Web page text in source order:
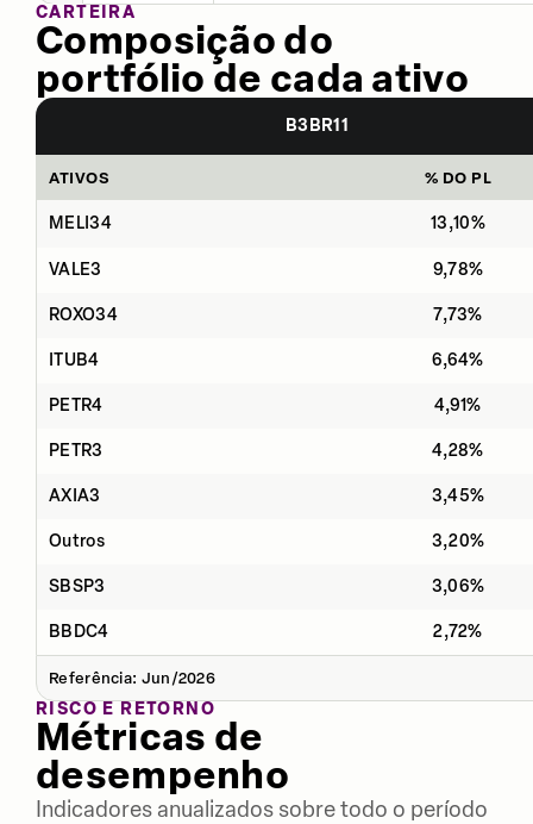
CARTEIRA
Composição do
portfólio de cada ativo
B3BR11
ATIVOS % DO PL
MELI34 13,10%
VALE3 9,78%
ROXO34 7,73%
ITUB4 6,64%
PETR4 4,91%
PETR3 4,28%
AXIA3 3,45%
Outros 3,20%
SBSP3 3,06%
BBDC4 2,72%
Referência: Jun/2026
RISCO E RETORNO
Métricas de
desempenho
Indicadores anualizados sobre todo o período